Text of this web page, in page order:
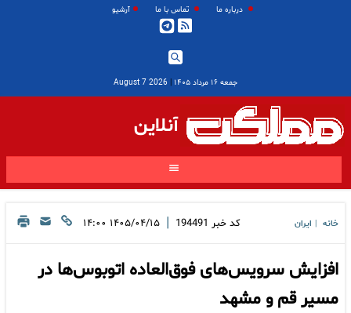
درباره ما تماس با ما آرشیو
جمعه ۱۶ مرداد ۱۴۰۵ |
2026 August 7
آنلاین
خانه ایران کد خبر 194491
| ۱۴۰۵/۰۴/۱۵ ۱۴:۰۰
افزایش سرویس‌های فوق‌العاده اتوبوس‌ها در
مسیر قم و مشهد